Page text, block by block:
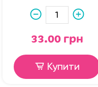
33.00 грн
Купити